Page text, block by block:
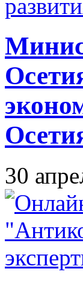
30